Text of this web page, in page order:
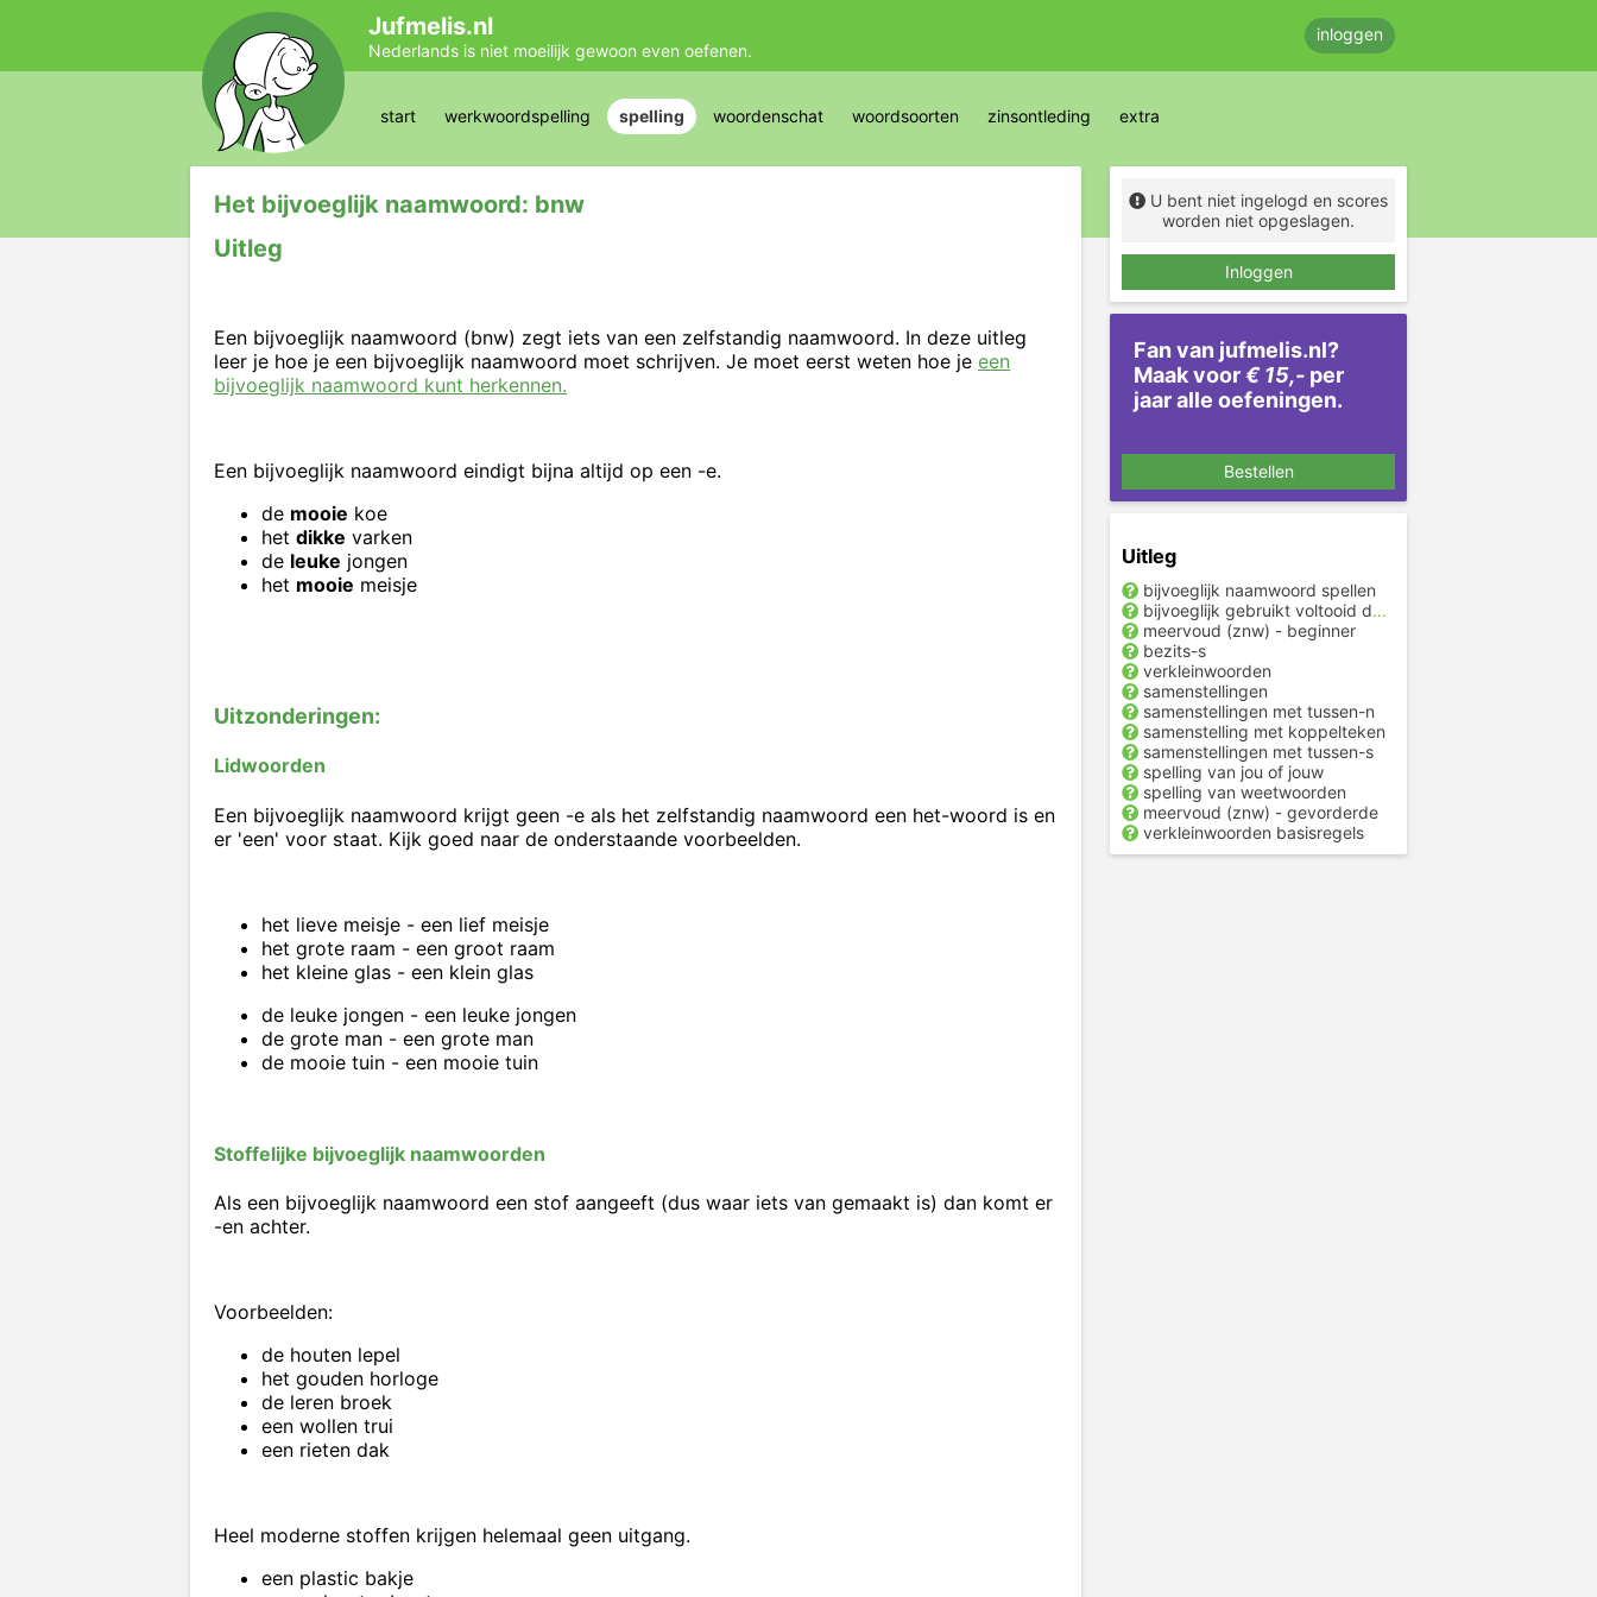
Jufmelis.nl
Nederlands is niet moeilijk gewoon even oefenen.
inloggen
start werkwoordspelling spelling woordenschat woordsoorten zinsontleding extra
Het bijvoeglijk naamwoord: bnw
Uitleg
Een bijvoeglijk naamwoord (bnw) zegt iets van een zelfstandig naamwoord. In deze uitleg
leer je hoe je een bijvoeglijk naamwoord moet schrijven. Je moet eerst weten hoe je een
bijvoeglijk naamwoord kunt herkennen.
Een bijvoeglijk naamwoord eindigt bijna altijd op een -e.
de mooie koe
het dikke varken
de leuke jongen
het mooie meisje
Uitzonderingen:
Lidwoorden
Een bijvoeglijk naamwoord krijgt geen -e als het zelfstandig naamwoord een het-woord is en
er 'een' voor staat. Kijk goed naar de onderstaande voorbeelden.
het lieve meisje - een lief meisje
het grote raam - een groot raam
het kleine glas - een klein glas
de leuke jongen - een leuke jongen
de grote man - een grote man
de mooie tuin - een mooie tuin
Stoffelijke bijvoeglijk naamwoorden
Als een bijvoeglijk naamwoord een stof aangeeft (dus waar iets van gemaakt is) dan komt er
-en achter.
Voorbeelden:
de houten lepel
het gouden horloge
de leren broek
een wollen trui
een rieten dak
Heel moderne stoffen krijgen helemaal geen uitgang.
een plastic bakje
U bent niet ingelogd en scores
worden niet opgeslagen.
Inloggen
Fan van jufmelis.nl?
Maak voor€ 15,- per
jaar alle oefeningen.
Bestellen
Uitleg
bijvoeglijk naamwoord spellen
bijvoeglijk gebruikt voltooid deelwoord
meervoud (znw) - beginner
bezits-s
verkleinwoorden
samenstellingen
samenstellingen met tussen-n
samenstelling met koppelteken
samenstellingen met tussen-s
spelling van jou of jouw
spelling van weetwoorden
meervoud (znw) - gevorderde
verkleinwoorden basisregels